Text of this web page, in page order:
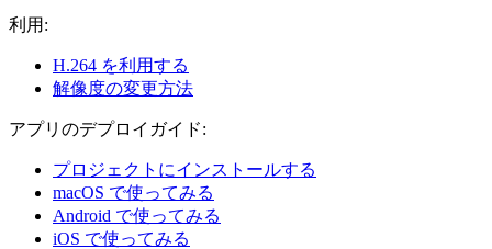
利用:
H.264 を利用する
解像度の変更方法
アプリのデプロイガイド:
プロジェクトにインストールする
macOS で使ってみる
Android で使ってみる
iOS で使ってみる